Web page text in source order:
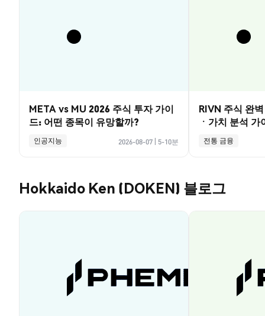
META vs MU 2026 주식 투자 가이
드: 어떤 종목이 유망할까?
인공지능 2026-08-07 5-10분
RIVN 주식 완
ㆍ가치 분석 가
전통 금융
Hokkaido Ken (DOKEN) 블로그